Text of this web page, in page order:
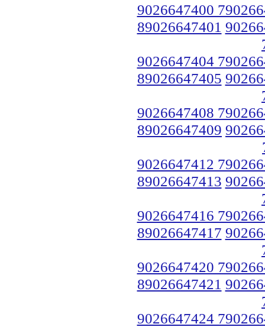
9026647400
89026647401
9026647404
89026647405
9026647408
89026647409
9026647412
89026647413
9026647416
89026647417
9026647420
89026647421
9026647424